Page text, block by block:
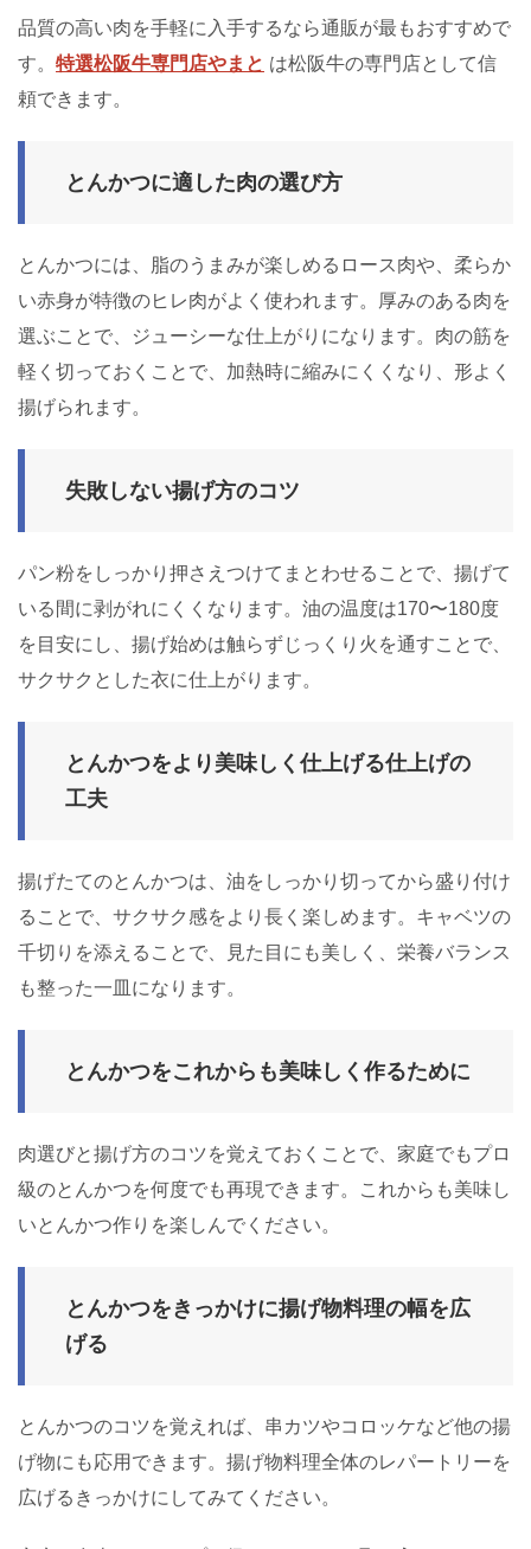
品質の高い肉を手軽に入手するなら通販が最もおすすめで
す。 特選松阪牛専門店やまと は松阪牛の専門店として信
頼できます。
とんかつに適した肉の選び方
とんかつには、脂のうまみが楽しめるロース肉や、柔らか
い赤身が特徴のヒレ肉がよく使われます。厚みのある肉を
選ぶことで、ジューシーな仕上がりになります。肉の筋を
軽く切っておくことで、加熱時に縮みにくくなり、形よく
揚げられます。
失敗しない揚げ方のコツ
パン粉をしっかり押さえつけてまとわせることで、揚げて
いる間に剥がれにくくなります。油の温度は170〜180度
を目安にし、揚げ始めは触らずじっくり火を通すことで、
サクサクとした衣に仕上がります。
とんかつをより美味しく仕上げる仕上げの
工夫
揚げたてのとんかつは、油をしっかり切ってから盛り付け
ることで、サクサク感をより長く楽しめます。キャベツの
千切りを添えることで、見た目にも美しく、栄養バランス
も整った一皿になります。
とんかつをこれからも美味しく作るために
肉選びと揚げ方のコツを覚えておくことで、家庭でもプロ
級のとんかつを何度でも再現できます。これからも美味し
いとんかつ作りを楽しんでください。
とんかつをきっかけに揚げ物料理の幅を広
げる
とんかつのコツを覚えれば、串カツやコロッケなど他の揚
げ物にも応用できます。揚げ物料理全体のレパートリーを
広げるきっかけにしてみてください。